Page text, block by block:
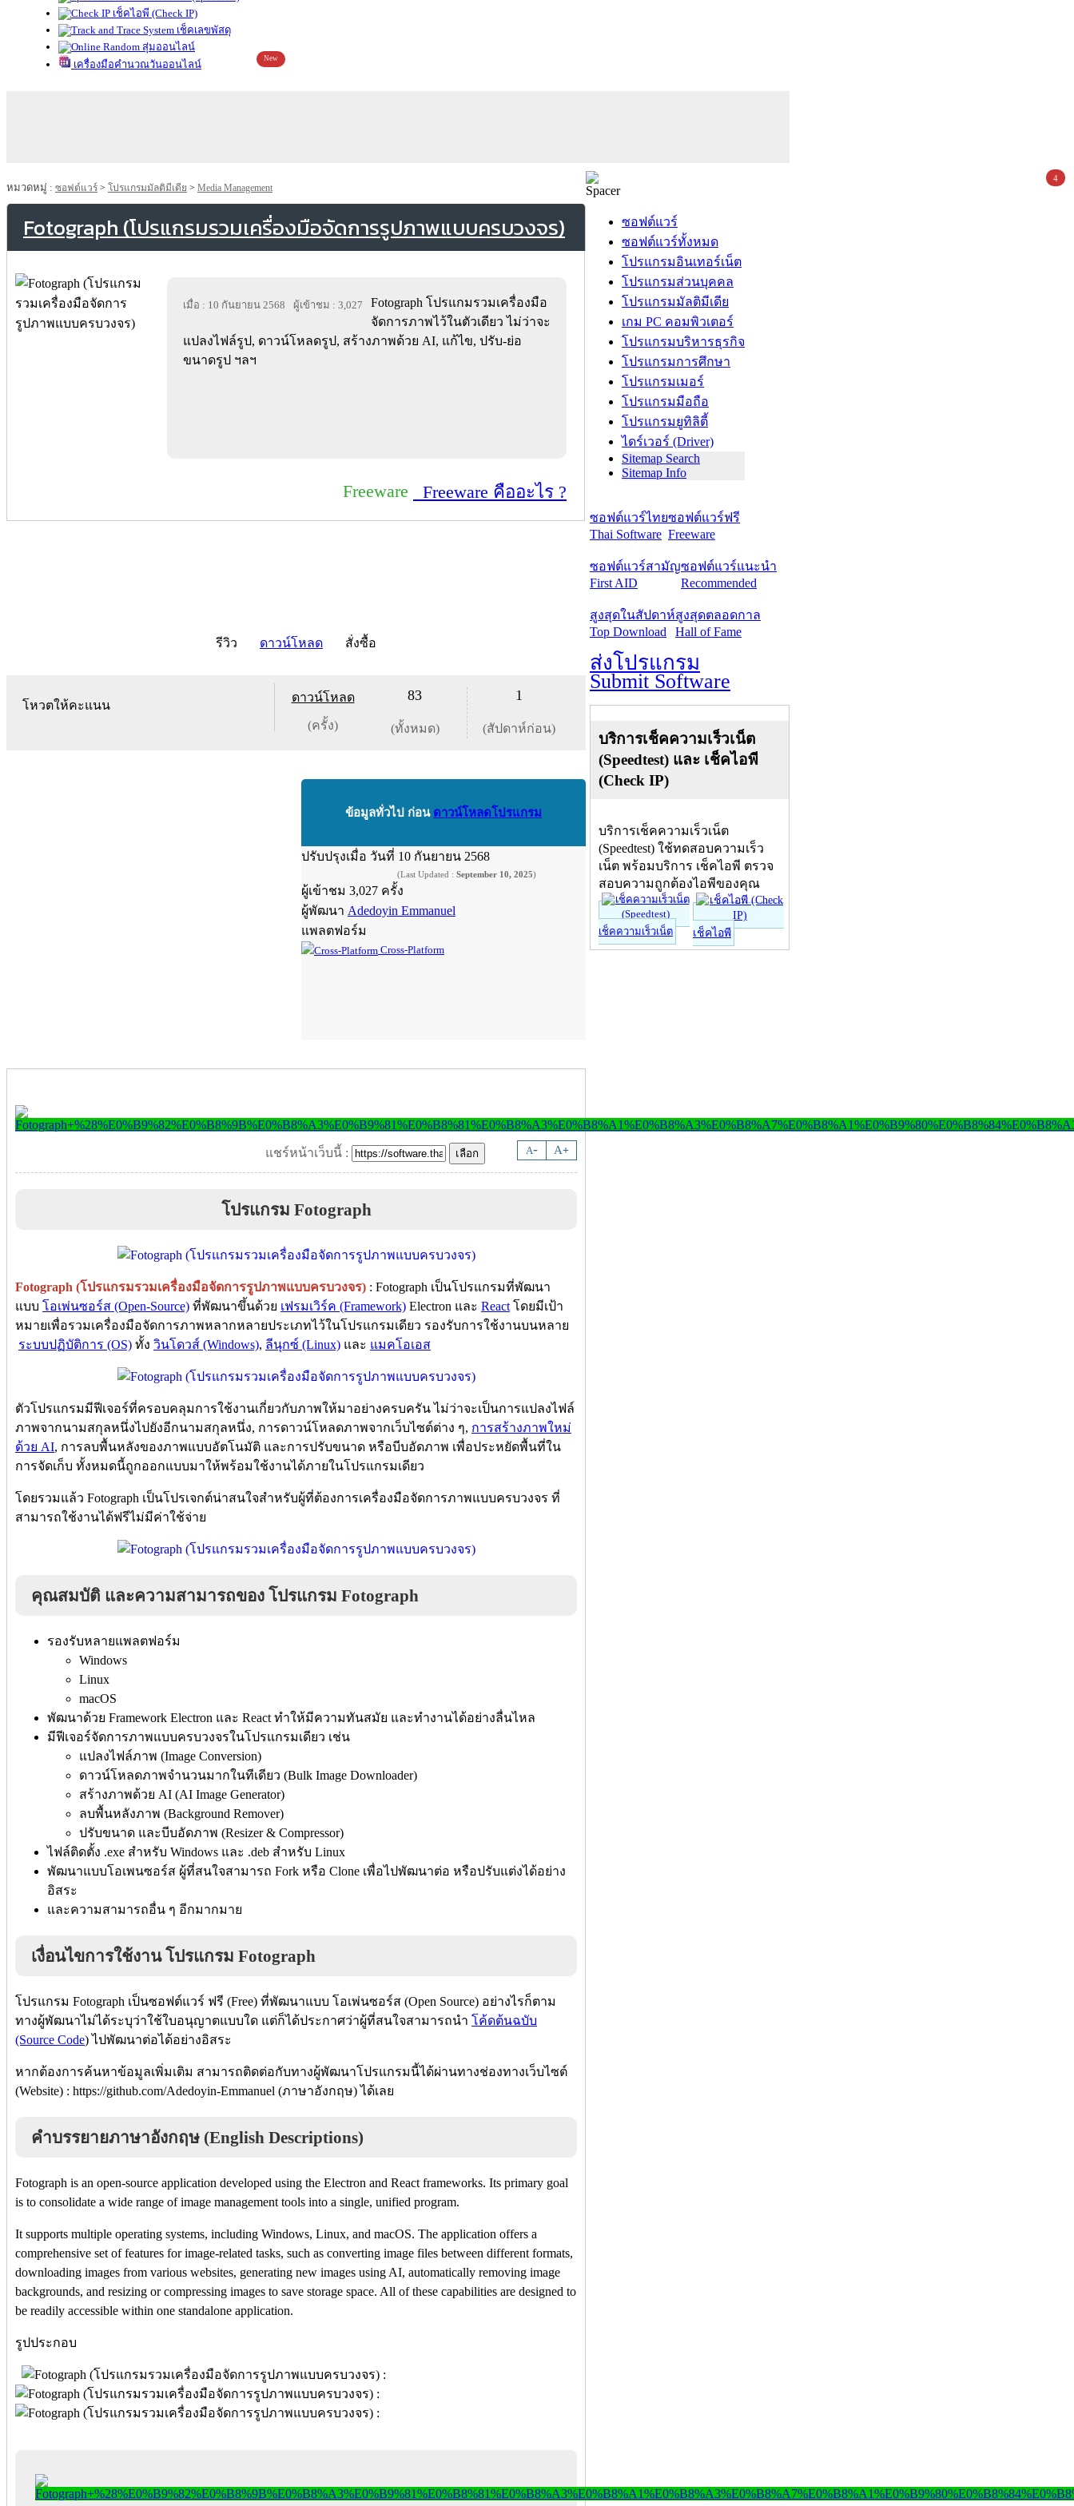
เช็คไอพี (Check IP)
เช็คเลขพัสดุ
สุ่มออนไลน์
เครื่องมือคำนวณวันออนไลน์
New
หมวดหมู่ : ซอฟต์แวร์ > โปรแกรมมัลติมีเดีย > Media Management
Fotograph (โปรแกรมรวมเครื่องมือจัดการรูปภาพแบบครบวงจร)
เมื่อ : 10 กันยายน 2568 ผู้เข้าชม : 3,027
Fotograph โปรแกมรวมเครื่องมือ
จัดการภาพไว้ในตัวเดียว ไม่ว่าจะ
แปลงไฟล์รูป, ดาวน์โหลดรูป, สร้างภาพด้วย AI, แก้ไข, ปรับ-ย่อ
ขนาดรูป ฯลฯ
Freeware Freeware คืออะไร ?
รีวิว ดาวน์โหลด สั่งซื้อ
โหวตให้คะแนน
ดาวน์โหลด
(ครั้ง)
83
(ทั้งหมด)
1
(สัปดาห์ก่อน)
ข้อมูลทั่วไป ก่อน ดาวน์โหลดโปรแกรม
ปรับปรุงเมื่อ วันที่ 10 กันยายน 2568
(Last Updated : September 10, 2025)
ผู้เข้าชม 3,027 ครั้ง
ผู้พัฒนา Adedoyin Emmanuel
แพลตฟอร์ม
Cross-Platform
A- A+
แชร์หน้าเว็บนี้ :
โปรแกรม Fotograph
Fotograph (โปรแกรมรวมเครื่องมือจัดการรูปภาพแบบครบวงจร) : Fotograph เป็นโปรแกรมที่พัฒนา
แบบ โอเพ่นซอร์ส (Open-Source) ที่พัฒนาขึ้นด้วย เฟรมเวิร์ค (Framework) Electron และ React โดยมีเป้า
หมายเพื่อรวมเครื่องมือจัดการภาพหลากหลายประเภทไว้ในโปรแกรมเดียว รองรับการใช้งานบนหลาย
ระบบปฏิบัติการ (OS) ทั้ง วินโดวส์ (Windows), ลีนุกซ์ (Linux) และ แมคโอเอส
ตัวโปรแกรมมีฟีเจอร์ที่ครอบคลุมการใช้งานเกี่ยวกับภาพให้มาอย่างครบครัน ไม่ว่าจะเป็นการแปลงไฟล์
ภาพจากนามสกุลหนึ่งไปยังอีกนามสกุลหนึ่ง, การดาวน์โหลดภาพจากเว็บไซต์ต่าง ๆ, การสร้างภาพใหม่
ด้วย AI, การลบพื้นหลังของภาพแบบอัตโนมัติ และการปรับขนาด หรือบีบอัดภาพ เพื่อประหยัดพื้นที่ใน
การจัดเก็บ ทั้งหมดนี้ถูกออกแบบมาให้พร้อมใช้งานได้ภายในโปรแกรมเดียว
โดยรวมแล้ว Fotograph เป็นโปรเจกต์น่าสนใจสำหรับผู้ที่ต้องการเครื่องมือจัดการภาพแบบครบวงจร ที่
สามารถใช้งานได้ฟรีไม่มีค่าใช้จ่าย
คุณสมบัติ และความสามารถของ โปรแกรม Fotograph
รองรับหลายแพลตฟอร์ม
Windows
Linux
macOS
พัฒนาด้วย Framework Electron และ React ทำให้มีความทันสมัย และทำงานได้อย่างลื่นไหล
มีฟีเจอร์จัดการภาพแบบครบวงจรในโปรแกรมเดียว เช่น
แปลงไฟล์ภาพ (Image Conversion)
ดาวน์โหลดภาพจำนวนมากในทีเดียว (Bulk Image Downloader)
สร้างภาพด้วย AI (AI Image Generator)
ลบพื้นหลังภาพ (Background Remover)
ปรับขนาด และบีบอัดภาพ (Resizer & Compressor)
ไฟล์ติดตั้ง .exe สำหรับ Windows และ .deb สำหรับ Linux
พัฒนาแบบโอเพนซอร์ส ผู้ที่สนใจสามารถ Fork หรือ Clone เพื่อไปพัฒนาต่อ หรือปรับแต่งได้อย่าง
อิสระ
และความสามารถอื่น ๆ อีกมากมาย
เงื่อนไขการใช้งาน โปรแกรม Fotograph
โปรแกรม Fotograph เป็นซอฟต์แวร์ ฟรี (Free) ที่พัฒนาแบบ โอเพ่นซอร์ส (Open Source) อย่างไรก็ตาม
ทางผู้พัฒนาไม่ได้ระบุว่าใช้ใบอนุญาตแบบใด แต่ก็ได้ประกาศว่าผู้ที่สนใจสามารถนำ โค้ดต้นฉบับ
(Source Code) ไปพัฒนาต่อได้อย่างอิสระ
หากต้องการค้นหาข้อมูลเพิ่มเติม สามารถติดต่อกับทางผู้พัฒนาโปรแกรมนี้ได้ผ่านทางช่องทางเว็บไซต์
(Website) : https://github.com/Adedoyin-Emmanuel (ภาษาอังกฤษ) ได้เลย
คำบรรยายภาษาอังกฤษ (English Descriptions)
Fotograph is an open-source application developed using the Electron and React frameworks. Its primary goal
is to consolidate a wide range of image management tools into a single, unified program.
It supports multiple operating systems, including Windows, Linux, and macOS. The application offers a
comprehensive set of features for image-related tasks, such as converting image files between different formats,
downloading images from various websites, generating new images using AI, automatically removing image
backgrounds, and resizing or compressing images to save storage space. All of these capabilities are designed to
be readily accessible within one standalone application.
รูปประกอบ
ซอฟต์แวร์
ซอฟต์แวร์ทั้งหมด
โปรแกรมอินเทอร์เน็ต
โปรแกรมส่วนบุคคล
โปรแกรมมัลติมีเดีย
เกม PC คอมพิวเตอร์
โปรแกรมบริหารธุรกิจ
โปรแกรมการศึกษา
โปรแกรมเมอร์
โปรแกรมมือถือ
โปรแกรมยูทิลิตี้
ไดร์เวอร์ (Driver)
Sitemap Search
Sitemap Info
ซอฟต์แวร์ไทย
Thai Software
ซอฟต์แวร์ฟรี
Freeware
ซอฟต์แวร์สามัญ
First AID
ซอฟต์แวร์แนะนำ
Recommended
สูงสุดในสัปดาห์
Top Download
สูงสุดตลอดกาล
Hall of Fame
ส่งโปรแกรม
Submit Software
บริการเช็คความเร็วเน็ต
(Speedtest) และ เช็คไอพี
(Check IP)
บริการเช็คความเร็วเน็ต
(Speedtest) ใช้ทดสอบความเร็ว
เน็ต พร้อมบริการ เช็คไอพี ตรวจ
สอบความถูกต้องไอพีของคุณ
เช็คความเร็วเน็ต เช็คไอพี
4